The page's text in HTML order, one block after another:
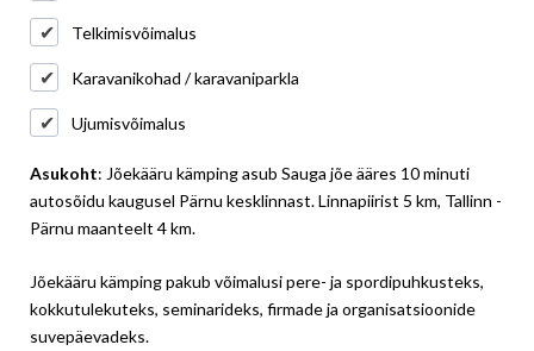
Telkimisvõimalus
Karavanikohad / karavaniparkla
Ujumisvõimalus
Asukoht: Jõekääru kämping asub Sauga jõe ääres 10 minuti
autosõidu kaugusel Pärnu kesklinnast. Linnapiirist 5 km, Tallinn -
Pärnu maanteelt 4 km.
Jõekääru kämping pakub võimalusi pere- ja spordipuhkusteks,
kokkutulekuteks, seminarideks, firmade ja organisatsioonide
suvepäevadeks.